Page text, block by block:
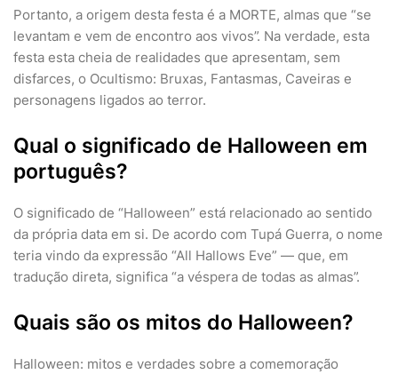
Portanto, a origem desta festa é a MORTE, almas que “se
levantam e vem de encontro aos vivos”. Na verdade, esta
festa esta cheia de realidades que apresentam, sem
disfarces, o Ocultismo: Bruxas, Fantasmas, Caveiras e
personagens ligados ao terror.
Qual o significado de Halloween em
português?
O significado de “Halloween” está relacionado ao sentido
da própria data em si. De acordo com Tupá Guerra, o nome
teria vindo da expressão “All Hallows Eve” — que, em
tradução direta, significa “a véspera de todas as almas”.
Quais são os mitos do Halloween?
Halloween: mitos e verdades sobre a comemoração